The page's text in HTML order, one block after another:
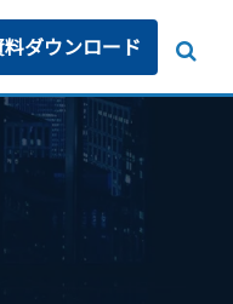
ダウンロード